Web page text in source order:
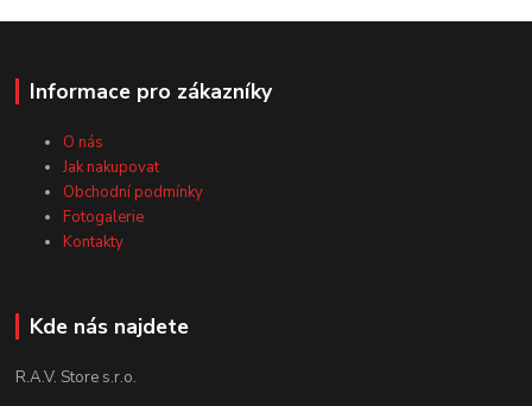
Informace pro zákazníky
O nás
Jak nakupovat
Obchodní podmínky
Fotogalerie
Kontakty
Kde nás najdete
R.A.V. Store s.r.o.